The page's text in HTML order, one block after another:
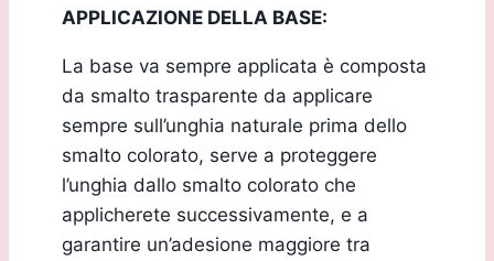
APPLICAZIONE DELLA BASE:
La base va sempre applicata è composta
da smalto trasparente da applicare
sempre sull’unghia naturale prima dello
smalto colorato, serve a proteggere
l’unghia dallo smalto colorato che
applicherete successivamente, e a
garantire un’adesione maggiore tra